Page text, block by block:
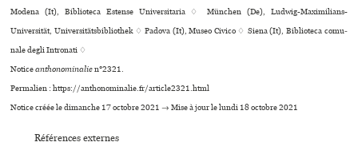
Modena (It), Biblioteca Estense Universitaria ♢ München (De), Ludwig-Maximilians-
Universität, Universitätsbibliothek ♢ Padova (It), Museo Civico ♢ Siena (It), Biblioteca comu­
nale degli Intronati ♢
Noticeanthonominalien°2321.
Permalien : https://anthonominalie.fr/article2321.html
Notice créée le dimanche 17 octobre 2021 → Mise à jour le lundi 18 octobre 2021
Références externes